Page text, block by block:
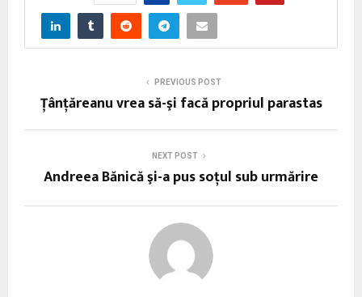
PREVIOUS POST
Ţânţăreanu vrea să-şi facă propriul parastas
NEXT POST
Andreea Bănică şi-a pus soţul sub urmărire